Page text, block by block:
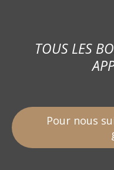
TOUS LES
Pour nous